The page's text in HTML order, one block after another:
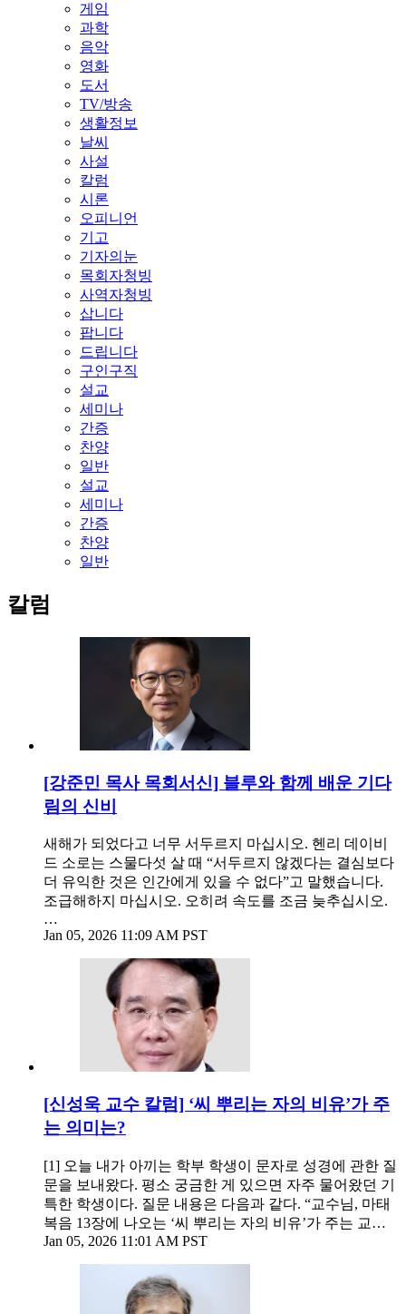
게임
과학
음악
영화
도서
TV/방송
생활정보
날씨
사설
칼럼
시론
오피니언
기고
기자의눈
목회자청빙
사역자청빙
삽니다
팝니다
드립니다
구인구직
설교
세미나
간증
찬양
일반
설교
세미나
간증
찬양
일반
칼럼
[강준민 목사 목회서신] 블루와 함께 배운 기다
림의 신비
새해가 되었다고 너무 서두르지 마십시오. 헨리 데이비
드 소로는 스물다섯 살 때 “서두르지 않겠다는 결심보다
더 유익한 것은 인간에게 있을 수 없다”고 말했습니다.
조급해하지 마십시오. 오히려 속도를 조금 늦추십시오.
…
Jan 05, 2026 11:09 AM PST
[신성욱 교수 칼럼] ‘씨 뿌리는 자의 비유’가 주
는 의미는?
[1] 오늘 내가 아끼는 학부 학생이 문자로 성경에 관한 질
문을 보내왔다. 평소 궁금한 게 있으면 자주 물어왔던 기
특한 학생이다. 질문 내용은 다음과 같다. “교수님, 마태
복음 13장에 나오는 ‘씨 뿌리는 자의 비유’가 주는 교…
Jan 05, 2026 11:01 AM PST